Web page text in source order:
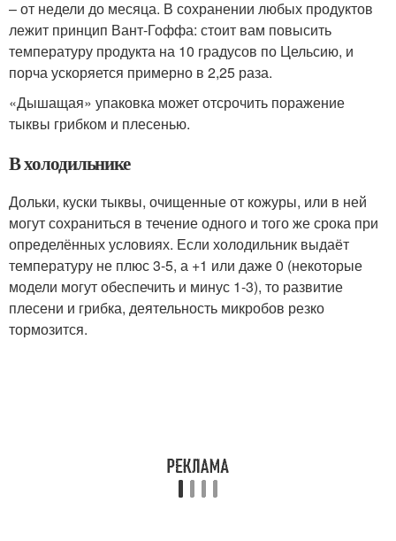
– от недели до месяца. В сохранении любых продуктов
лежит принцип Вант-Гоффа: стоит вам повысить
температуру продукта на 10 градусов по Цельсию, и
порча ускоряется примерно в 2,25 раза.
«Дышащая» упаковка может отсрочить поражение
тыквы грибком и плесенью.
В холодильнике
Дольки, куски тыквы, очищенные от кожуры, или в ней
могут сохраниться в течение одного и того же срока при
определённых условиях. Если холодильник выдаёт
температуру не плюс 3-5, а +1 или даже 0 (некоторые
модели могут обеспечить и минус 1-3), то развитие
плесени и грибка, деятельность микробов резко
тормозится.